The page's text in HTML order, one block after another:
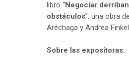
libro “Negociar
obstáculos”, una obra
Aréchaga y Andrea
Sobre las expositoras: